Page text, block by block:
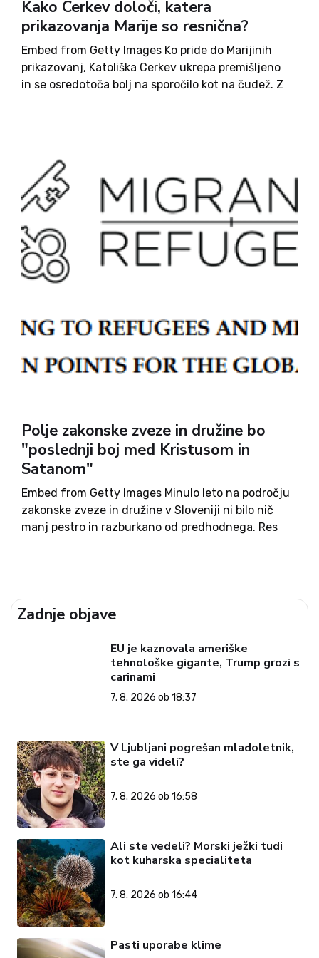
Kako Cerkev določi, katera
prikazovanja Marije so resnična?
Embed from Getty Images Ko pride do Marijinih
prikazovanj, Katoliška Cerkev ukrepa premišljeno
in se osredotoča bolj na sporočilo kot na čudež. Z
Polje zakonske zveze in družine bo
"poslednji boj med Kristusom in
Satanom"
Embed from Getty Images Minulo leto na področju
zakonske zveze in družine v Sloveniji ni bilo nič
manj pestro in razburkano od predhodnega. Res
Zadnje objave
EU je kaznovala ameriške
tehnološke gigante, Trump grozi s
carinami
7. 8. 2026 ob 18:37
V Ljubljani pogrešan mladoletnik,
ste ga videli?
7. 8. 2026 ob 16:58
Ali ste vedeli? Morski ježki tudi
kot kuharska specialiteta
7. 8. 2026 ob 16:44
Pasti uporabe klime